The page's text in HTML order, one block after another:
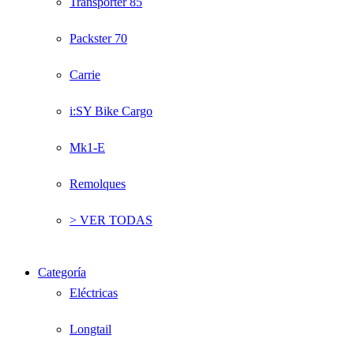
Packster 70
Carrie
i:SY Bike Cargo
Mk1-E
Remolques
> VER TODAS
Categoría
Eléctricas
Longtail